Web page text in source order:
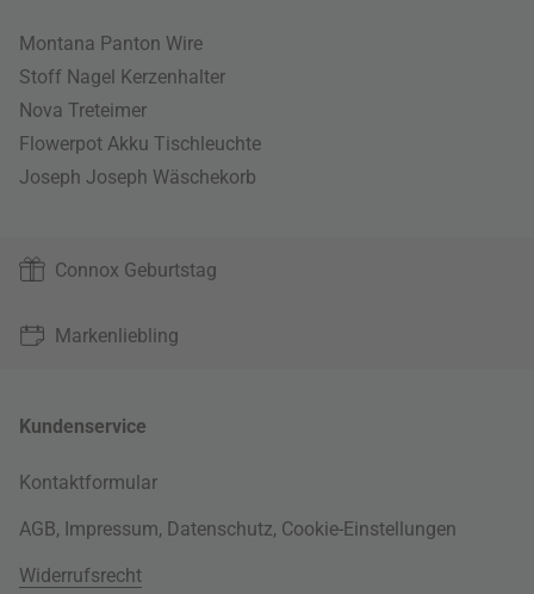
Montana Panton Wire
Stoff Nagel Kerzenhalter
Nova Treteimer
Flowerpot Akku Tischleuchte
Joseph Joseph Wäschekorb
Connox Geburtstag
Markenliebling
Kundenservice
Kontaktformular
AGB, Impressum, Datenschutz, Cookie-Einstellungen
Widerrufsrecht